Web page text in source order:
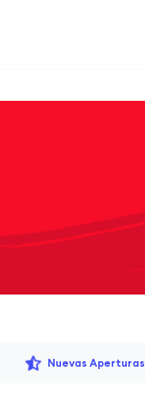
Nuevas Aperturas